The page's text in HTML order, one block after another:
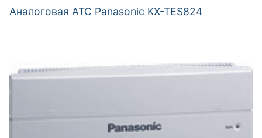
Аналоговая АТС Panasonic KX-TES824